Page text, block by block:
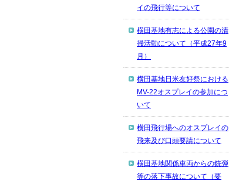
イの飛行等について
横田基地有志による公園の清
掃活動について（平成27年9
月）
横田基地日米友好祭における
MV-22オスプレイの参加につ
いて
横田飛行場へのオスプレイの
飛来及び口頭要請について
横田基地関係車両からの銃弾
等の落下事故について（要